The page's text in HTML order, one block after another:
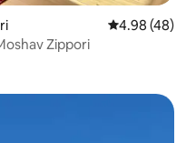
Ukadiriaji wa
4.98 (48)
Zippori